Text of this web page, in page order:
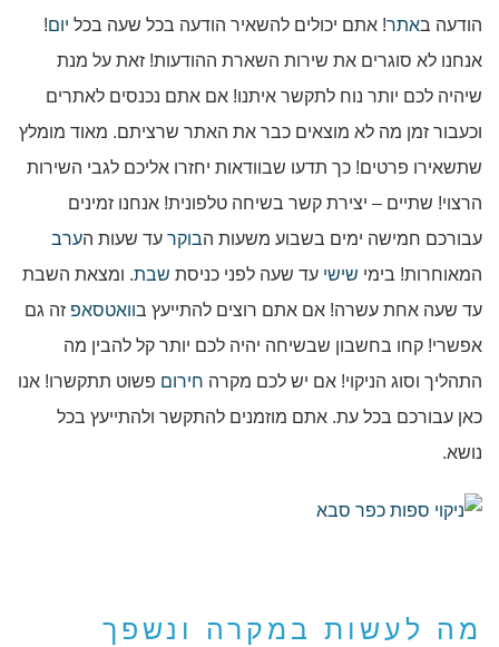
הודעה באתר! אתם יכולים להשאיר הודעה בכל שעה בכל יום!
אנחנו לא סוגרים את שירות השארת ההודעות! זאת על מנת
שיהיה לכם יותר נוח לתקשר איתנו! אם אתם נכנסים לאתרים
וכעבור זמן מה לא מוצאים כבר את האתר שרציתם. מאוד מומלץ
שתשאירו פרטים! כך תדעו שבוודאות יחזרו אליכם לגבי השירות
הרצוי! שתיים – יצירת קשר בשיחה טלפונית! אנחנו זמינים
עבורכם חמישה ימים בשבוע משעות הבוקר עד שעות הערב
המאוחרות! בימי שישי עד שעה לפני כניסת שבת. ומצאת השבת
עד שעה אחת עשרה! אם אתם רוצים להתייעץ בוואטסאפ זה גם
אפשרי! קחו בחשבון שבשיחה יהיה לכם יותר קל להבין מה
התהליך וסוג הניקוי! אם יש לכם מקרה חירום פשוט תתקשרו! אנו
כאן עבורכם בכל עת. אתם מוזמנים להתקשר ולהתייעץ בכל
נושא.
מה לעשות במקרה ונשפך